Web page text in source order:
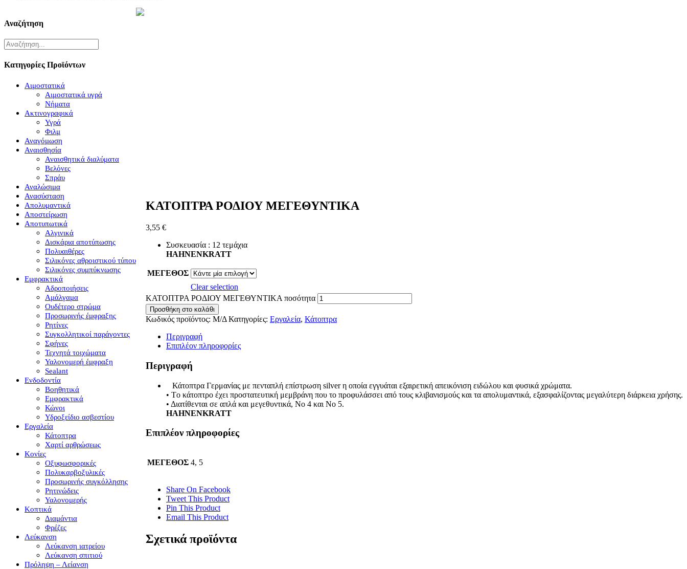
ΚΑΤΟΠΤΡΑ ΡΟΔΙΟΥ ΜΕΓΕΘΥΝΤΙΚΑ
3,55 €
Συσκευασία : 12 τεμάχια
ΗΑΗΝΕΝΚRATT
ΜΕΓΕΘΟΣ
Clear selection
ΚΑΤΟΠΤΡΑ ΡΟΔΙΟΥ ΜΕΓΕΘΥΝΤΙΚΑ ποσότητα
Προσθήκη στο καλάθι
Κωδικός προϊόντος: Μ/Δ Κατηγορίες: Εργαλεία, Κάτοπτρα
Περιγραφή
Επιπλέον πληροφορίες
Περιγραφή
Κάτοπτρα Γερμανίας με πενταπλή επίστρωση silver η οποία εγγυάται εξαιρετική απεικόνιση ειδώλου και φυσικά χρώματα.
• Tο κάτοπτρο έχει προστατευτική μεμβράνη που το προφυλάσσει από τους κλιβανισμούς και τα απολυμαντικά, εξασφαλίζοντας μεγαλύτερη διάρκεια χρήσης.
• Διατίθενται σε απλά και μεγεθυντικά, Νο 4 και Νο 5.
ΗΑΗΝΕΝΚRATT
Επιπλέον πληροφορίες
ΜΕΓΕΘΟΣ 4, 5
Share On Facebook
Tweet This Product
Pin This Product
Email This Product
Σχετικά προϊόντα
Αναζήτηση
Κατηγορίες Προϊόντων
Αιμοστατικά
Αιμοστατικά υγρά
Νήματα
Ακτινογραφικά
Υγρά
Φιλμ
Αναγόμωση
Αναισθησία
Αναισθητικά διαλύματα
Βελόνες
Σπράυ
Αναλώσιμα
Ανασύσταση
Απολυμαντικά
Αποστείρωση
Αποτυπωτικά
Αλγινικά
Δισκάρια αποτύπωσης
Πολυαιθέρες
Σιλικόνες αθροιστικού τύπου
Σιλικόνες συμπύκνωσης
Εμφρακτικά
Αδροποιήσεις
Αμάλγαμα
Ουδέτερο στρώμα
Προσωρινής έμφραξης
Ρητίνες
Συγκολλητικοί παράγοντες
Σφήνες
Τεχνητά τοιχώματα
Υαλονομερή έμφραξη
Sealant
Ενδοδοντία
Βοηθητικά
Εμφρακτικά
Κώνοι
Υδροξείδιο ασβεστίου
Εργαλεία
Κάτοπτρα
Χαρτί αρθρώσεως
Κονίες
Οξυφωσφορικές
Πολυκαρβοξυλικές
Προσωρινής συγκόλλησης
Ρητινώδεις
Υαλονομερής
Κοπτικά
Διαμάντια
Φρέζες
Λεύκανση
Λεύκανση ιατρείου
Λεύκανση σπιτιού
Πρόληψη – Λείανση